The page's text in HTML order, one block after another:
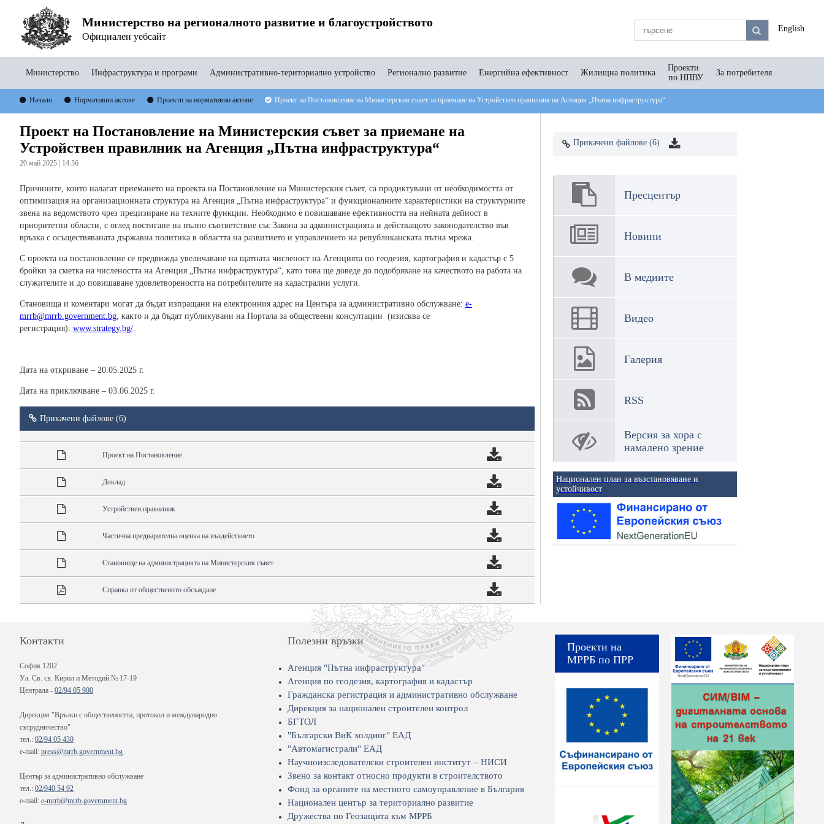
Министерство на регионалното развитие и благоустройството
Официален уебсайт
English
Министерство Инфраструктура и програми Административно-териториално устройство Регионално развитие Енергийна ефективност Жилищна политика
Проекти
по НПВУ
За потребителя
Начало Нормативни актове Проекти на нормативни актове Проект на Постановление на Министерския съвет за приемане на Устройствен правилник на Агенция „Пътна инфраструктура“
Проект на Постановление на Министерския съвет за приемане на
Устройствен правилник на Агенция „Пътна инфраструктура“
20 май 2025 | 14:56
Причините, които налагат приемането на проекта на Постановление на Министерския съвет, са продиктувани от необходимостта от
оптимизация на организационната структура на Агенция „Пътна инфраструктура“ и функционалните характеристики на структурните
звена на ведомството чрез прецизиране на техните функции. Необходимо е повишаване ефективността на нейната дейност в
приоритетни области, с оглед постигане на пълно съответствие със Закона за администрацията и действащото законодателство във
връзка с осъществяваната държавна политика в областта на развитието и управлението на републиканската пътна мрежа.
С проекта на постановление се предвижда увеличаване на щатната численост на Агенцията по геодезия, картография и кадастър с 5
бройки за сметка на числеността на Агенция „Пътна инфраструктура“, като това ще доведе до подобряване на качеството на работа на
служителите и до повишаване удовлетвореността на потребителите на кадастрални услуги.
Становища и коментари могат да бъдат изпращани на електронния адрес на Центъра за административно обслужване: e-
mrrb@mrrb.government.bg, както и да бъдат публикувани на Портала за обществени консултации (изисква се
регистрация): www.strategy.bg/.
Дата на откриване – 20.05.2025 г.
Дата на приключване – 03.06.2025 г.
Прикачени файлове (6)
Проект на Постановление
Доклад
Устройствен правилник
Частична предварителна оценка на въздействието
Становище на администрацията на Министерския съвет
Справка от общественото обсъждане
Прикачени файлове (6)
Пресцентър
Новини
В медиите
Видео
Галерия
RSS
Версия за хора с
намалено зрение
Национален план за възстановяване и
устойчивост
Контакти
София 1202
Ул. Св. св. Кирил и Методий № 17-19
Централа - 02/94 05 900
Дирекция "Връзки с обществеността, протокол и международно
сътрудничество"
тел.: 02/94 05 430
e-mail: press@mrrb.government.bg
Център за административно обслужване
тел.: 02/940 54 92
e-mail: e-mrrb@mrrb.government.bg
Полезни връзки
Агенция "Пътна инфраструктура"
Агенция по геодезия, картография и кадастър
Гражданска регистрация и административно обслужване
Дирекция за национален строителен контрол
БГТОЛ
"Български ВиК холдинг" ЕАД
"Автомагистрали" ЕАД
Научноизследователски строителен институт – НИСИ
Звено за контакт относно продукти в строителството
Фонд за органите на местното самоуправление в България
Национален център за териториално развитие
Дружества по Геозащита към МРРБ
Проекти на
МРРБ по ПРР